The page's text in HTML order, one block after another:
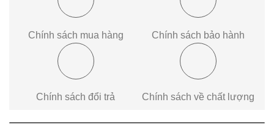
Chính sách mua hàng Chính sách bảo hành
Chính sách đổi trả Chính sách về chất lượng